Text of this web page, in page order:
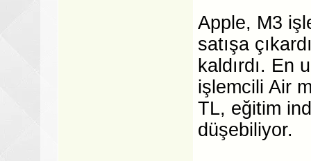
Apple, M3
satışa
kaldırdı. En
işlemcili Air
TL, eğitim
düşebiliyor.